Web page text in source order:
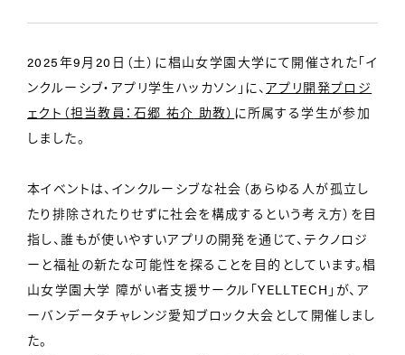
2025年9月20日（土）に椙山女学園大学にて開催された「イ
ンクルーシブ・アプリ学生ハッカソン」に、アプリ開発プロジ
ェクト（担当教員：石郷 祐介 助教） に所属する学生が参加
しました。
本イベントは、インクルーシブな社会（あらゆる人が孤立し
たり排除されたりせずに社会を構成するという考え方）を目
指し、誰もが使いやすいアプリの開発を通じて、テクノロジ
ーと福祉の新たな可能性を探ることを目的としています。椙
山女学園大学 障がい者支援サークル「YELLTECH」が、ア
ーバンデータチャレンジ愛知ブロック大会として開催しまし
た。